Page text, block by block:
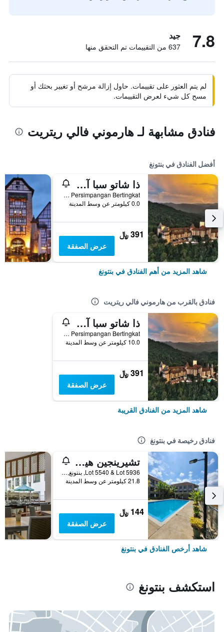
7.8 جيد
637 من التقييمات تم التحقق منها
لم يتم العثور على تقييمات. حاول إزالة مرشح أو تغيير بحثك أو
مسح كل شيء لعرض التقييمات.
فنادق مشابهة لـ هارموني فالي ريتريت
أفضل الفنادق في بنتونغ
ذا شاتو سبا آند ويلنيس ريزورت
Km 48 Persimpangan Bertingkat, بنتونغ, ماليزيا
0.0 كيلومتر عن وسط المدينة
391 ﷼
عرض الصفقة
شاهد المزيد من أهم الفنادق في بنتونغ
فنادق بالقرب من هارموني فالي ريتريت
ذا شاتو سبا آند ويلنيس ريزورت
Km 48 Persimpangan Bertingkat, بنتونغ, ماليزيا
10.0 كيلومتر عن وسط المدينة
391 ﷼
عرض الصفقة
شاهد المزيد من الفنادق القريبة
فنادق رخيصة في بنتونغ
تشيرينجين هيلز كونفينشن آند سبا ريزورت
Lot 5540 & Lot 5936, بنتونغ, ماليزيا
21.8 كيلومتر عن وسط المدينة
144 ﷼
عرض الصفقة
شاهد أرخص الفنادق في بنتونغ
استكشف بنتونغ